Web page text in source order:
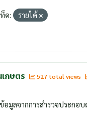
ค:
รายได้
กษตร 527 total views
มูลจากการสำรวจประก